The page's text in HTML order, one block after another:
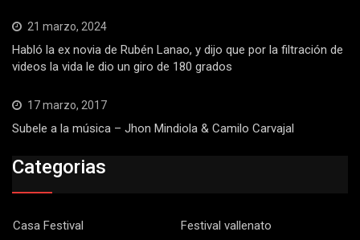
21 marzo, 2024
Habló la ex novia de Rubén Lanao, y dijo que por la filtración de
videos la vida le dio un giro de 180 grados
17 marzo, 2017
Subele a la música – Jhon Mindiola & Camilo Carvajal
Categorias
Casa Festival Festival vallenato